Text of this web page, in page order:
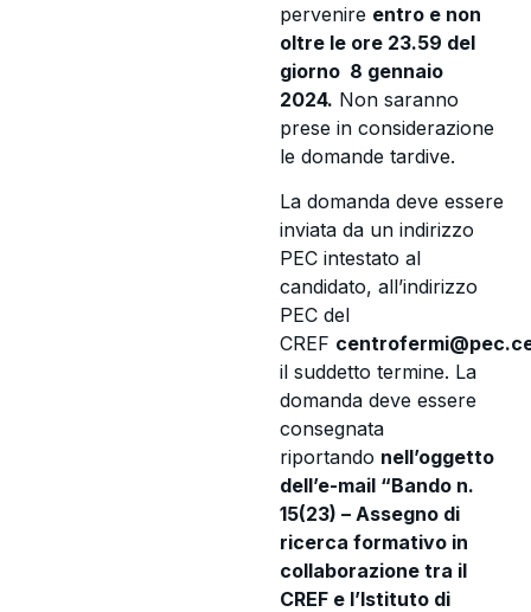
pervenire entro e non
oltre le ore 23.59 del
giorno 8 gennaio
2024. Non saranno
prese in considerazione
le domande tardive.
La domanda deve essere
inviata da un indirizzo
PEC intestato al
candidato, all’indirizzo
PEC del
CREF
il suddetto termine. La
domanda deve essere
consegnata
riportando nell’oggetto
dell’e-mail “Bando n.
15(23) – Assegno di
ricerca formativo in
collaborazione tra il
CREF e l’Istituto di